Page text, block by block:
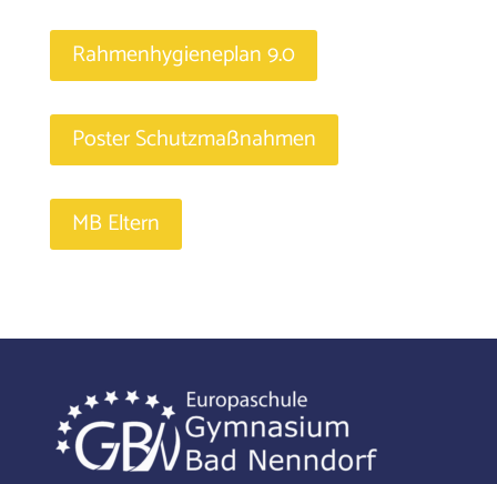
Rahmenhygieneplan 9.0
Poster Schutzmaßnahmen
MB Eltern